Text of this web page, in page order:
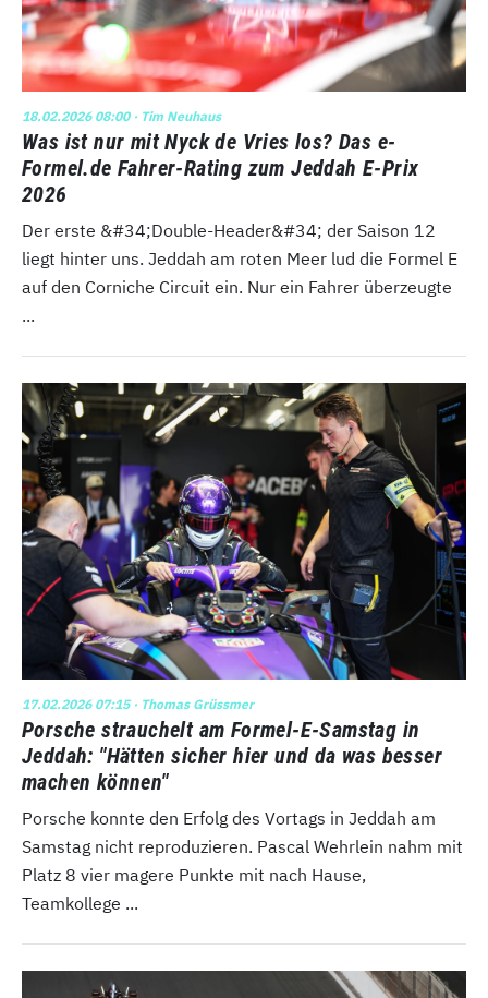
18.02.2026 08:00· Tim Neuhaus
Was ist nur mit Nyck de Vries los? Das e-
Formel.de Fahrer-Rating zum Jeddah E-Prix
2026
Der erste &#34;Double-Header&#34; der Saison 12
liegt hinter uns. Jeddah am roten Meer lud die Formel E
auf den Corniche Circuit ein. Nur ein Fahrer überzeugte
...
17.02.2026 07:15· Thomas Grüssmer
Porsche strauchelt am Formel-E-Samstag in
Jeddah: "Hätten sicher hier und da was besser
machen können"
Porsche konnte den Erfolg des Vortags in Jeddah am
Samstag nicht reproduzieren. Pascal Wehrlein nahm mit
Platz 8 vier magere Punkte mit nach Hause,
Teamkollege ...